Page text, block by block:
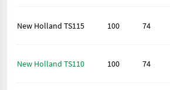
New Holland TS115 100 74
New Holland TS110 100 74